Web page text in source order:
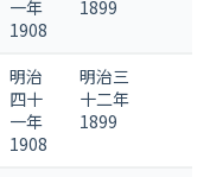
一年
1908
1899
明治
四十
一年
1908
明治三
十二年
1899